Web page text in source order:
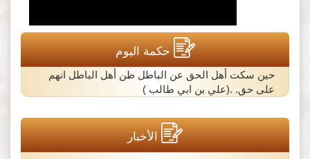
حكمة اليوم
حين سكت أهل الحق عن الباطل ظن أهل الباطل انهم
على حق. .(علي بن ابي طالب )
الأخبار